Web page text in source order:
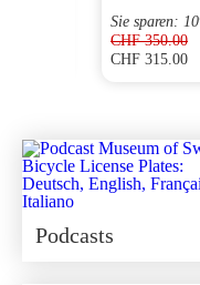
CHF350.00
CHF 315.00
Sie sparen:
Podcasts